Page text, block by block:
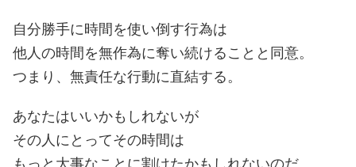
自分勝手に時間を使い倒す行為は
他人の時間を無作為に奪い続けることと同意。
つまり、無責任な行動に直結する。
あなたはいいかもしれないが
その人にとってその時間は
もっと大事なことに割けたかもしれないのだ。